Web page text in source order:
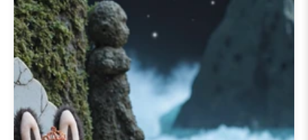
متكررة أو ميزة
مصباح خلفية لابوبو المتحركة الفريدة
لمسة تفاعلية. الحصول على خلفيتك
المتحركة المفضلة أمر بسيط، حيث أن
تنزيل خلفية لابوبو المتحركة
سريعة وسهلة الاستخدام.
انغمس في عالم مجموعة
📱 200+
خلفية لابوبو للآيفونالنابض بالحياة ودع